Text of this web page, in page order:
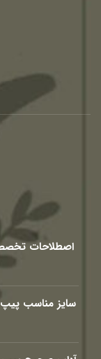
اصطلاحات
سایز مناسب